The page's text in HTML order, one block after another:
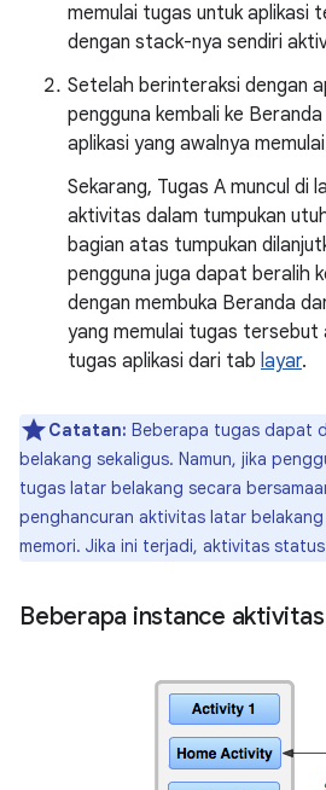
memulai tugas untuk aplikasi
dengan stack-nya sendiri
Setelah berinteraksi dengan
pengguna kembali ke
aplikasi yang awalnya
Sekarang, Tugas A muncul
aktivitas dalam tumpukan
bagian atas tumpukan
pengguna juga dapat beralih
dengan membuka Beranda
yang memulai tugas tersebut
tugas aplikasi dari tab layar.
Catatan: Beberapa tugas dapat
belakang sekaligus. Namun, jika
tugas latar belakang secara
penghancuran aktivitas latar belakang
memori. Jika ini terjadi, aktivitas
Beberapa instance aktivitas